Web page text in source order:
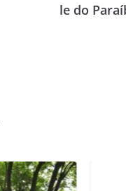
le do